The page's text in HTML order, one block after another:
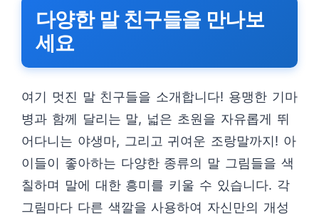
다양한 말 친구들을 만나보
세요
여기 멋진 말 친구들을 소개합니다! 용맹한 기마
병과 함께 달리는 말, 넓은 초원을 자유롭게 뛰
어다니는 야생마, 그리고 귀여운 조랑말까지! 아
이들이 좋아하는 다양한 종류의 말 그림들을 색
칠하며 말에 대한 흥미를 키울 수 있습니다. 각
그림마다 다른 색깔을 사용하여 자신만의 개성